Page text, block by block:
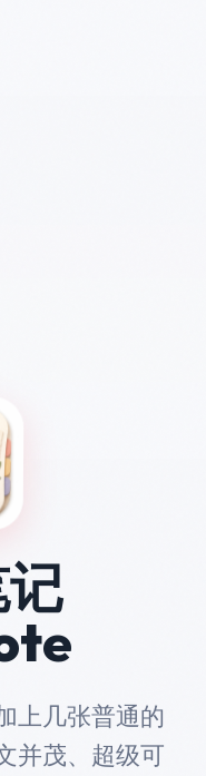
上几张普通的
并茂、超级可